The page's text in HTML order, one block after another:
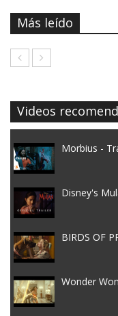
Más leído
Videos
Morbius -
Disney's
BIRDS OF
Wonder